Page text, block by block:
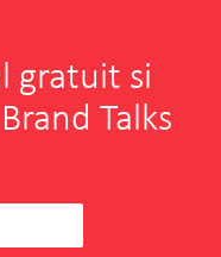
gratuit si
Talks